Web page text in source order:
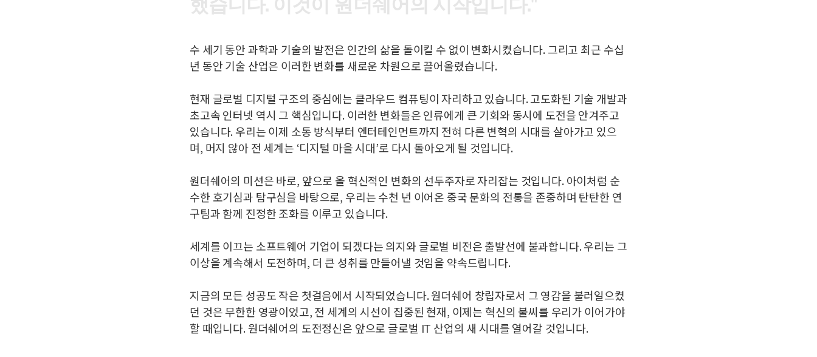
수 세기 동안 과학과 기술의 발전은 인간의 삶을 돌이킬 수 없이 변화시켰습니다. 그리고 최근 수십
년 동안 기술 산업은 이러한 변화를 새로운 차원으로 끌어올렸습니다.
현재 글로벌 디지털 구조의 중심에는 클라우드 컴퓨팅이 자리하고 있습니다. 고도화된 기술 개발과
초고속 인터넷 역시 그 핵심입니다. 이러한 변화들은 인류에게 큰 기회와 동시에 도전을 안겨주고
있습니다. 우리는 이제 소통 방식부터 엔터테인먼트까지 전혀 다른 변혁의 시대를 살아가고 있으
며, 머지 않아 전 세계는 ‘디지털 마을 시대’로 다시 돌아오게 될 것입니다.
원더쉐어의 미션은 바로, 앞으로 올 혁신적인 변화의 선두주자로 자리잡는 것입니다. 아이처럼 순
수한 호기심과 탐구심을 바탕으로, 우리는 수천 년 이어온 중국 문화의 전통을 존중하며 탄탄한 연
구팀과 함께 진정한 조화를 이루고 있습니다.
세계를 이끄는 소프트웨어 기업이 되겠다는 의지와 글로벌 비전은 출발선에 불과합니다. 우리는 그
이상을 계속해서 도전하며, 더 큰 성취를 만들어낼 것임을 약속드립니다.
지금의 모든 성공도 작은 첫걸음에서 시작되었습니다. 원더쉐어 창립자로서 그 영감을 불러일으켰
던 것은 무한한 영광이었고, 전 세계의 시선이 집중된 현재, 이제는 혁신의 불씨를 우리가 이어가야
할 때입니다. 원더쉐어의 도전정신은 앞으로 글로벌 IT 산업의 새 시대를 열어갈 것입니다.